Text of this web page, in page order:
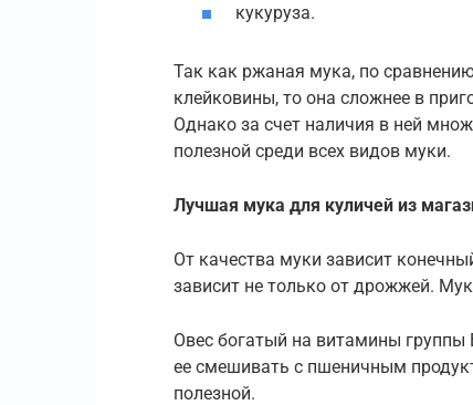
кукуруза.
Так как ржаная мука, по
клейковины, то она сложнее в
Однако за счет наличия в ней
полезной среди всех видов муки.
Лучшая мука для куличей из
От качества муки зависит
зависит не только от дрожжей.
Овес богатый на витамины группы
ее смешивать с пшеничным
полезной.